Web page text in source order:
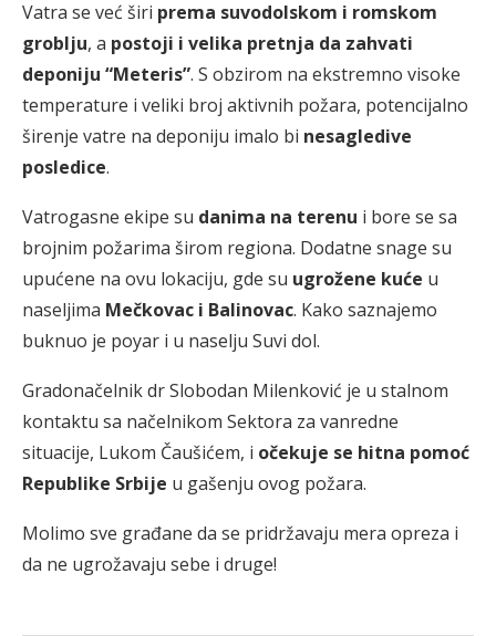
Vatra se već širi prema suvodolskom i romskom
groblju, a postoji i velika pretnja da zahvati
deponiju “Meteris”. S obzirom na ekstremno visoke
temperature i veliki broj aktivnih požara, potencijalno
širenje vatre na deponiju imalo bi nesagledive
posledice.
Vatrogasne ekipe su danima na terenu i bore se sa
brojnim požarima širom regiona. Dodatne snage su
upućene na ovu lokaciju, gde su ugrožene kuće u
naseljima Mečkovac i Balinovac. Kako saznajemo
buknuo je poyar i u naselju Suvi dol.
Gradonačelnik dr Slobodan Milenković je u stalnom
kontaktu sa načelnikom Sektora za vanredne
situacije, Lukom Čaušićem, i očekuje se hitna pomoć
Republike Srbije u gašenju ovog požara.
Molimo sve građane da se pridržavaju mera opreza i
da ne ugrožavaju sebe i druge!